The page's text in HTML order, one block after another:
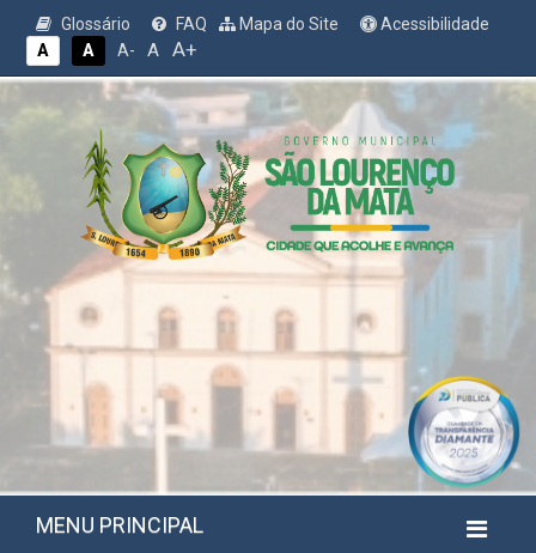
Glossário FAQ Mapa do Site
Acessibilidade
A
A A- A A+
MENU PRINCIPAL